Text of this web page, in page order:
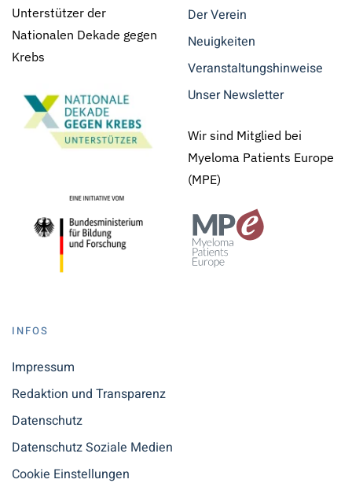
Unterstützer der
Nationalen Dekade gegen
Krebs
Der Verein
Neuigkeiten
Veranstaltungshinweise
Unser Newsletter
Wir sind Mitglied bei
Myeloma Patients Europe
(MPE)
INFOS
Impressum
Redaktion und Transparenz
Datenschutz
Datenschutz Soziale Medien
Cookie Einstellungen